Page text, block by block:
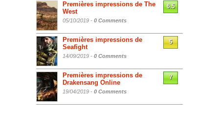
Premières impressions de The
West
05/10/2019 - 0 Comments
6.5
Premières impressions de
Seafight
14/09/2019 - 0 Comments
5
Premières impressions de
Drakensang Online
19/04/2019 - 0 Comments
7